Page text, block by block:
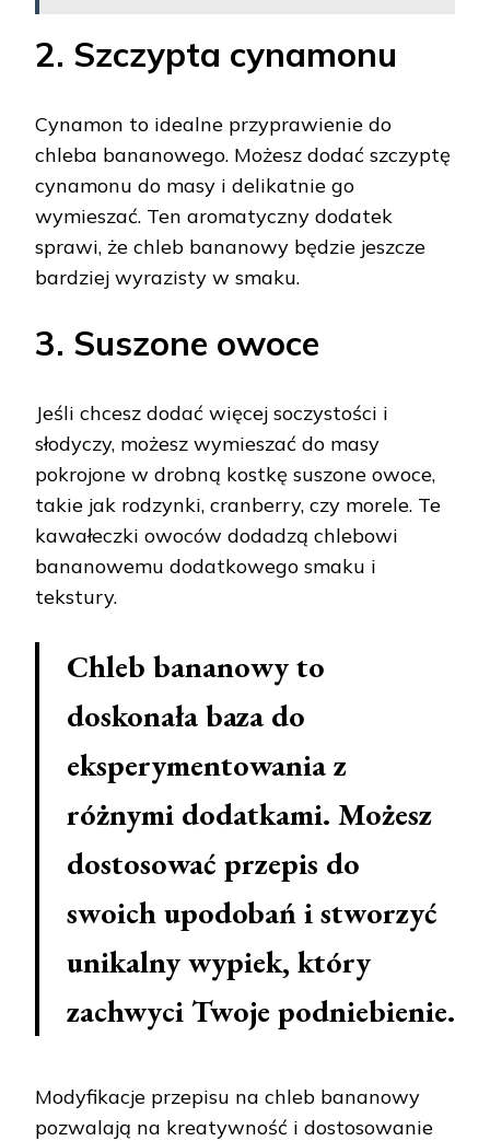
2. Szczypta cynamonu
Cynamon to idealne przyprawienie do
chleba bananowego. Możesz dodać szczyptę
cynamonu do masy i delikatnie go
wymieszać. Ten aromatyczny dodatek
sprawi, że chleb bananowy będzie jeszcze
bardziej wyrazisty w smaku.
3. Suszone owoce
Jeśli chcesz dodać więcej soczystości i
słodyczy, możesz wymieszać do masy
pokrojone w drobną kostkę suszone owoce,
takie jak rodzynki, cranberry, czy morele. Te
kawałeczki owoców dodadzą chlebowi
bananowemu dodatkowego smaku i
tekstury.
Chleb bananowy to
doskonała baza do
eksperymentowania z
różnymi dodatkami. Możesz
dostosować przepis do
swoich upodobań i stworzyć
unikalny wypiek, który
zachwyci Twoje podniebienie.
Modyfikacje przepisu na chleb bananowy
pozwalają na kreatywność i dostosowanie